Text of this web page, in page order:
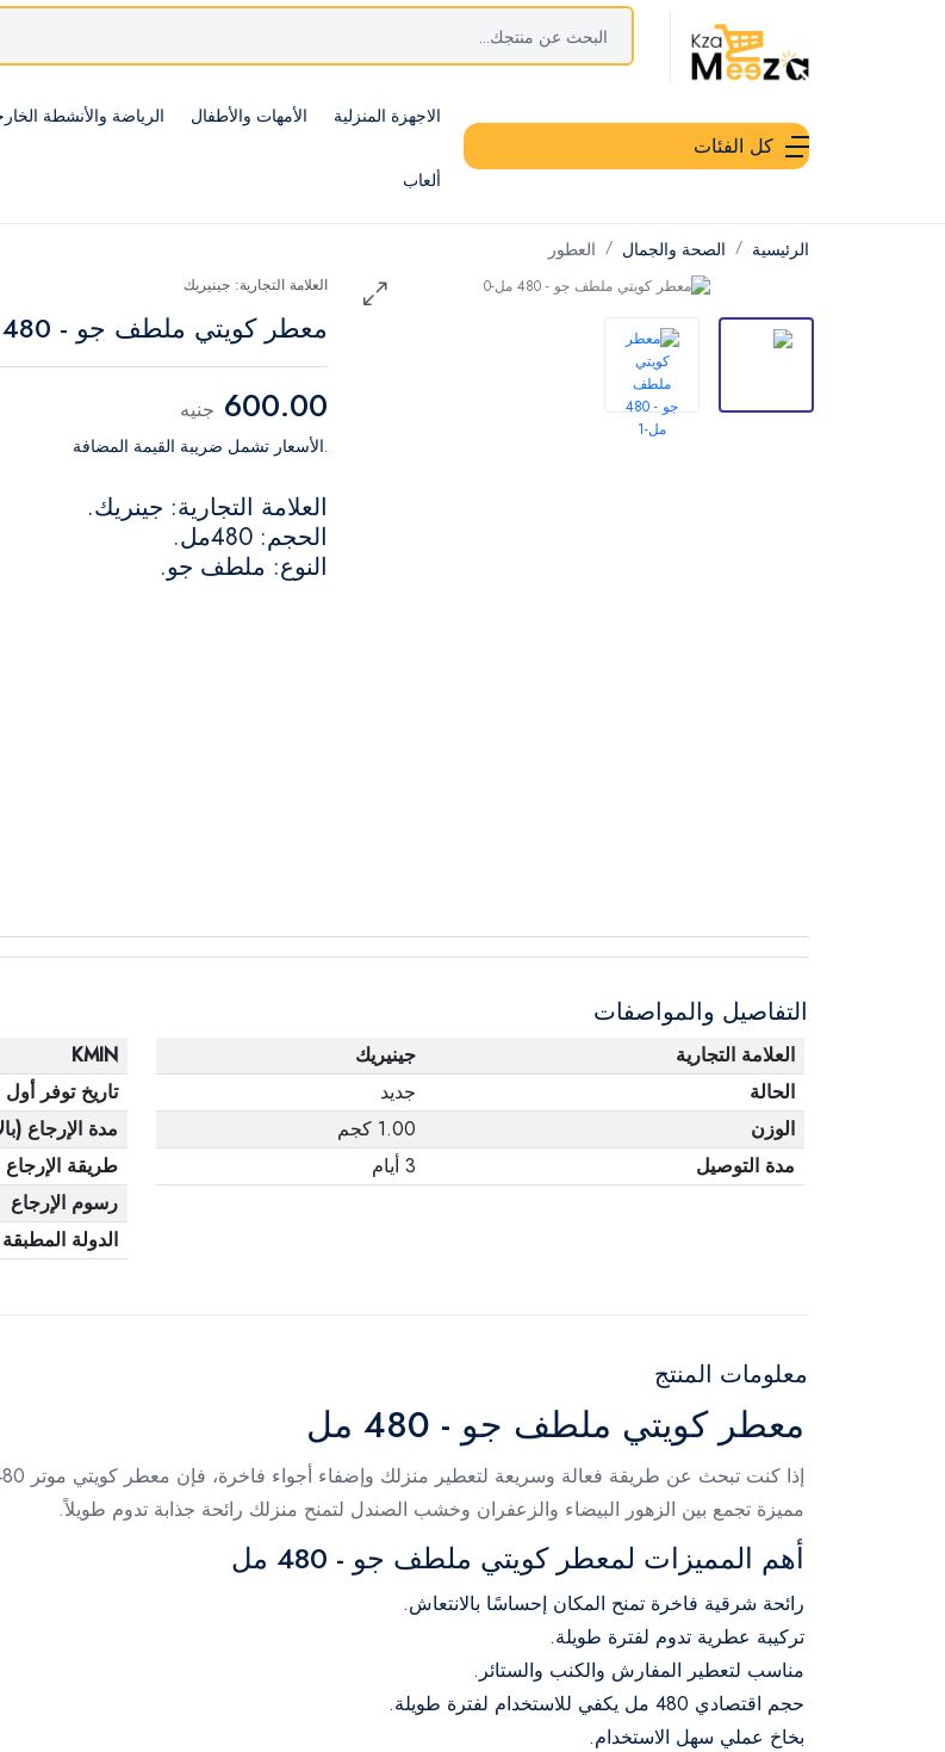
كل الفئات
الاجهزة المنزلية الأمهات والأطفال الرياضة والأنشطة
ألعاب
الرئيسية الصحة والجمال العطور
العلامة التجارية: جينيريك
معطر كويتي ملطف جو - 480 مل
600.00 جنيه
.الأسعار تشمل ضريبة القيمة المضافة
العلامة التجارية: جينريك.
الحجم: 480مل.
النوع: ملطف جو.
التفاصيل والمواصفات
العلامة التجارية
جينيريك
الحالة
جديد
الوزن
1.00 كجم
مدة التوصيل
3 أيام
KMIN
تاريخ توفر أول
مدة الإرجاع
طريقة الإرجاع
رسوم الإرجاع
الدولة المطبقة
معلومات المنتج
معطر كويتي ملطف جو - 480 مل
مميزة تجمع بين الزهور البيضاء والزعفران وخشب الصندل لتمنح منزلك رائحة جذابة تدوم طويلاً.
أهم المميزات لمعطر كويتي ملطف جو - 480 مل
رائحة شرقية فاخرة تمنح المكان إحساسًا بالانتعاش.
تركيبة عطرية تدوم لفترة طويلة.
مناسب لتعطير المفارش والكنب والستائر.
حجم اقتصادي 480 مل يكفي للاستخدام لفترة طويلة.
بخاخ عملي سهل الاستخدام.